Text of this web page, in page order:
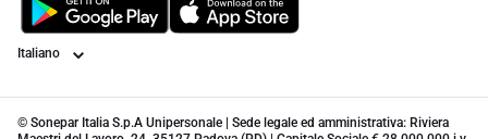
Lingua
© Sonepar Italia S.p.A Unipersonale | Sede legale ed amministrativa: Riviera